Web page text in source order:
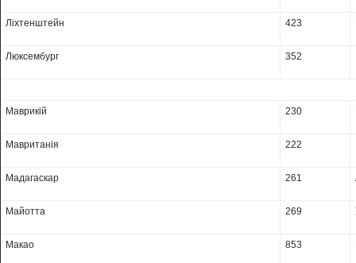
Ліхтенштейн 423
Люксембург 352
Маврикій 230
Мавританія 222
Мадагаскар 261
Майотта 269
Макао 853